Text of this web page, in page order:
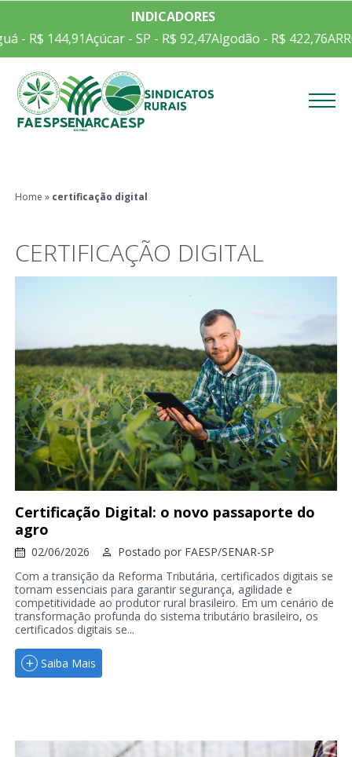
INDICADORES
- R$ 144,91Açúcar - SP - R$ 92,47Algodão - R$ 422,76
Home » certificação digital
CERTIFICAÇÃO DIGITAL
Certificação Digital: o novo passaporte do
agro
02/06/2026 Postado por FAESP/SENAR-SP
Com a transição da Reforma Tributária, certificados digitais se
tornam essenciais para garantir segurança, agilidade e
competitividade ao produtor rural brasileiro. Em um cenário de
transformação profunda do sistema tributário brasileiro, os
certificados digitais se...
Saiba Mais